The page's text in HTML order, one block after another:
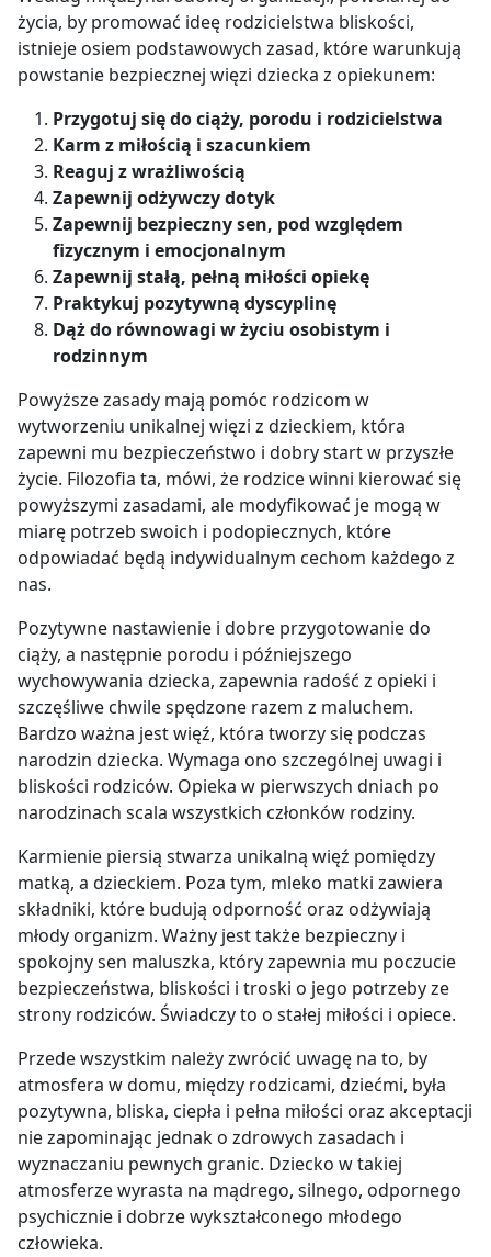
życia, by promować ideę rodzicielstwa bliskości,
istnieje osiem podstawowych zasad, które warunkują
powstanie bezpiecznej więzi dziecka z opiekunem:
Przygotuj się do ciąży, porodu i rodzicielstwa
Karm z miłością i szacunkiem
Reaguj z wrażliwością
Zapewnij odżywczy dotyk
Zapewnij bezpieczny sen, pod względem
fizycznym i emocjonalnym
Zapewnij stałą, pełną miłości opiekę
Praktykuj pozytywną dyscyplinę
Dąż do równowagi w życiu osobistym i
rodzinnym
Powyższe zasady mają pomóc rodzicom w
wytworzeniu unikalnej więzi z dzieckiem, która
zapewni mu bezpieczeństwo i dobry start w przyszłe
życie. Filozofia ta, mówi, że rodzice winni kierować się
powyższymi zasadami, ale modyfikować je mogą w
miarę potrzeb swoich i podopiecznych, które
odpowiadać będą indywidualnym cechom każdego z
nas.
Pozytywne nastawienie i dobre przygotowanie do
ciąży, a następnie porodu i późniejszego
wychowywania dziecka, zapewnia radość z opieki i
szczęśliwe chwile spędzone razem z maluchem.
Bardzo ważna jest więź, która tworzy się podczas
narodzin dziecka. Wymaga ono szczególnej uwagi i
bliskości rodziców. Opieka w pierwszych dniach po
narodzinach scala wszystkich członków rodziny.
Karmienie piersią stwarza unikalną więź pomiędzy
matką, a dzieckiem. Poza tym, mleko matki zawiera
składniki, które budują odporność oraz odżywiają
młody organizm. Ważny jest także bezpieczny i
spokojny sen maluszka, który zapewnia mu poczucie
bezpieczeństwa, bliskości i troski o jego potrzeby ze
strony rodziców. Świadczy to o stałej miłości i opiece.
Przede wszystkim należy zwrócić uwagę na to, by
atmosfera w domu, między rodzicami, dziećmi, była
pozytywna, bliska, ciepła i pełna miłości oraz akceptacji
nie zapominając jednak o zdrowych zasadach i
wyznaczaniu pewnych granic. Dziecko w takiej
atmosferze wyrasta na mądrego, silnego, odpornego
psychicznie i dobrze wykształconego młodego
człowieka.